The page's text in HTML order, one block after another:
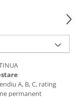
A, B, C, rating
permanent